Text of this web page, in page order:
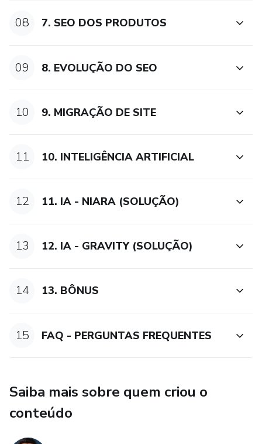
08 7. SEO DOS PRODUTOS
09 8. EVOLUÇÃO DO SEO
10 9. MIGRAÇÃO DE SITE
11 10. INTELIGÊNCIA ARTIFICIAL
12 11. IA - NIARA (SOLUÇÃO)
13 12. IA - GRAVITY (SOLUÇÃO)
14 13. BÔNUS
15 FAQ - PERGUNTAS FREQUENTES
Saiba mais sobre quem criou o
conteúdo